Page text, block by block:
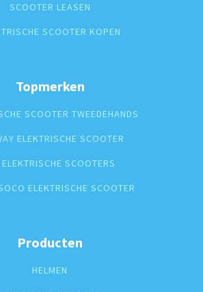
SCOOTER LEASEN
SCOOTER KOPEN
Topmerken
SCOOTER TWEEDEHANDS
ELEKTRISCHE SCOOTER
ELEKTRISCHE SCOOTERS
ELEKTRISCHE SCOOTER
Producten
HELMEN